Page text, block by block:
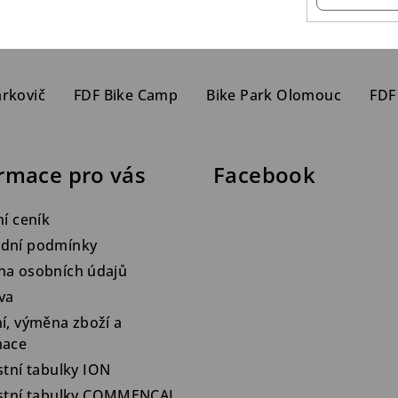
FDF Bike Camp Bike Park Olomouc
pro vás
ceník
podmínky
osobních údajů
výměna zboží a
tabulky ION
Facebook